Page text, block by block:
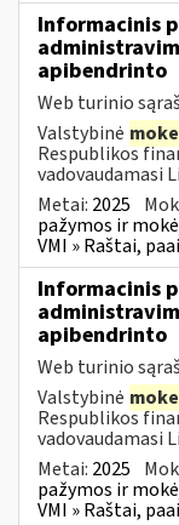
Informacinis
apibendrinto
Web turinio
Valstybinė
Respublikos
vadovaudamasi
Metai: 2025
pažymos ir
VMI » Raštai,
Informacinis
apibendrinto
Web turinio
Valstybinė
Respublikos
vadovaudamasi
Metai: 2025
pažymos ir
VMI » Raštai,